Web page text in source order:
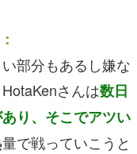
部分もあるし嫌な
さんは数日
り、そこでアツい
で戦っていこうと